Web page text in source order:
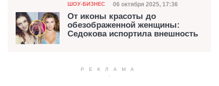
Категория
ШОУ-БИЗНЕС Дата публикации
06 октября 2025, 17:36
От иконы красоты до
обезображенной женщины:
Седокова испортила внешность